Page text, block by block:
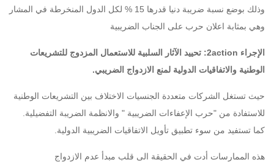
وذلك بوضع نسبة ضريبة دنيا قدرها 15 % لكل الدول المنخرطة في المشار
وهي بمثابة اعلان حرب على الجناب الضريبية
الإجراء 2action: تحييد الآثار السلبية للاستعمال المزدوج للتشريعات
الوطنية والاتفاقيات الدولية لمنع الازدواج الضريبي.
حيث تستغل الشركات متعددة الجنسيات الاختلاف بين التشريعات الوطنية
للاستفادة من "حرب الإعفاءات الضريبية " والانظمة الضريبة التفضيلية.
كما تستفيد من سوء تطبيق تأويل الاتفاقيات الضريبية الدولية.
هذه الممارسات أدت في الحقيقة الى قلب مبدأ عدم الازدواج